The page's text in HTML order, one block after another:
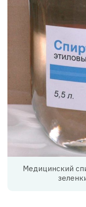
Медицинский